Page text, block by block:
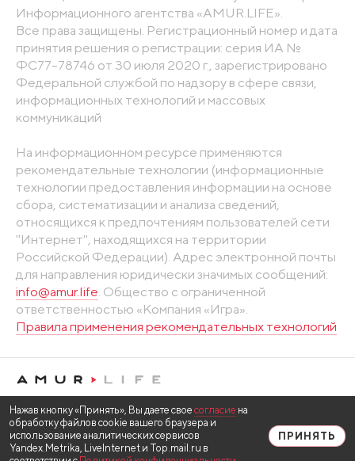
Информационного агентства «AMUR.LIFE».
Все права защищены. Регистрационный номер и дата
принятия решения о регистрации: серия ИА №
ФС77-78746 от 30 июля 2020 г., зарегистрировано
Федеральной службой по надзору в сфере связи,
информационных технологий и массовых
коммуникаций
На информационном ресурсе применяются
рекомендательные технологии (информационные
технологии предоставления информации на основе
сбора, систематизации и анализа сведений,
относящихся к предпочтениям пользователей сети
"Интернет", находящихся на территории
Российской Федерации). Адрес электронной почты
для направления юридически значимых сообщений:
info@amur.life. Общество с ограниченной
ответственностью «Компания «Игра».
Правила применения рекомендательных технологий
Нажав кнопку «Принять», Вы даете свое согласие на
обработку файлов cookie вашего браузера и
использование аналитических сервисов
Yandex.Metrika, LiveInternet и Top.mail.ru в
ПРИНЯТЬ